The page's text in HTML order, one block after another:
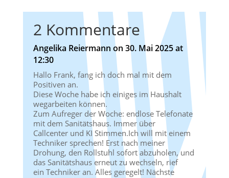
2 Kommentare
Angelika Reiermann on 30. Mai 2025 at
12:30
Hallo Frank, fang ich doch mal mit dem
Positiven an.
Diese Woche habe ich einiges im Haushalt
wegarbeiten können.
Zum Aufreger der Woche: endlose Telefonate
mit dem Sanitätshaus. Immer über
Callcenter und KI Stimmen.Ich will mit einem
Techniker sprechen! Erst nach meiner
Drohung, den Rollstuhl sofort abzuholen, und
das Sanitätshaus erneut zu wechseln, rief
ein Techniker an. Alles geregelt! Nächste